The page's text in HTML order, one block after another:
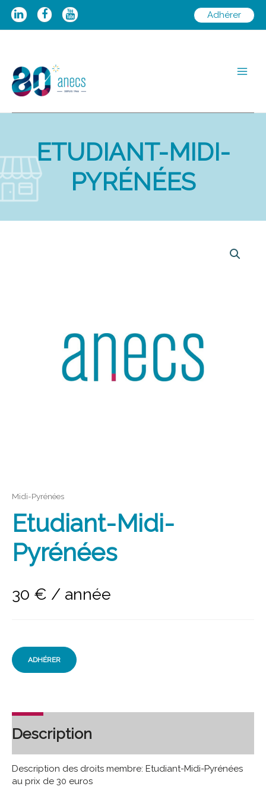
Aller
Adhérer
ETUDIANT-MIDI-
PYRÉNÉES
Midi-Pyrénées
Etudiant-Midi-
Pyrénées
30 € / année
ADHÉRER
Description
Description des droits membre: Etudiant-Midi-Pyrénées
au prix de 30 euros